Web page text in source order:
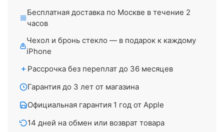
Бесплатная доставка по Москве в течение 2
часов
Чехол и бронь стекло — в подарок к каждому
iPhone
Рассрочка без переплат до 36 месяцев
Гарантия до 3 лет от магазина
Официальная гарантия 1 год от Apple
14 дней на обмен или возврат товара